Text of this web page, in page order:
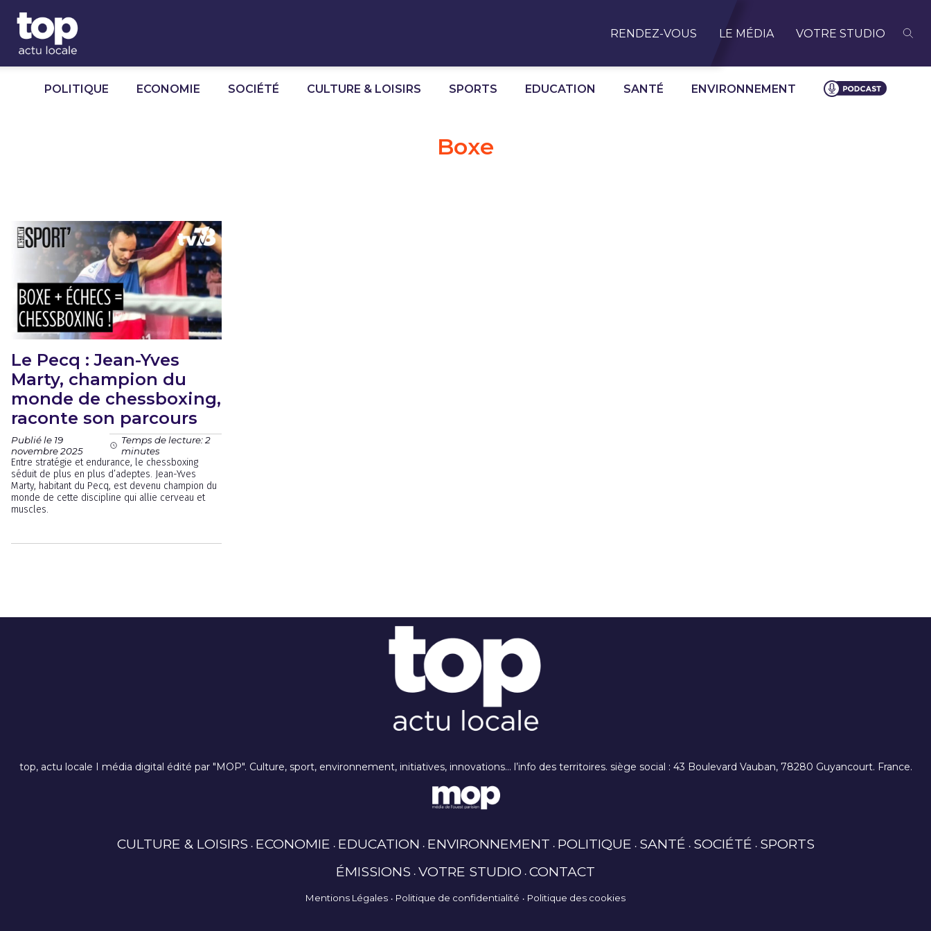
RENDEZ-VOUS LE MÉDIA VOTRE STUDIO
POLITIQUE ECONOMIE SOCIÉTÉ CULTURE & LOISIRS SPORTS EDUCATION SANTÉ ENVIRONNEMENT
Boxe
Le Pecq : Jean-Yves
Marty, champion du
monde de chessboxing,
raconte son parcours
Publié le 19
novembre 2025
Temps de lecture: 2
minutes
Entre stratégie et endurance, le chessboxing
séduit de plus en plus d’adeptes. Jean-Yves
Marty, habitant du Pecq, est devenu champion du
monde de cette discipline qui allie cerveau et
muscles.
top, actu locale I média digital édité par "MOP". Culture, sport, environnement, initiatives, innovations… l’info des territoires. siège social : 43 Boulevard Vauban, 78280 Guyancourt. France.
CULTURE & LOISIRS ECONOMIE EDUCATION ENVIRONNEMENT POLITIQUE SANTÉ SOCIÉTÉ SPORTS
ÉMISSIONS VOTRE STUDIO CONTACT
Mentions Légales Politique de confidentialité Politique des cookies